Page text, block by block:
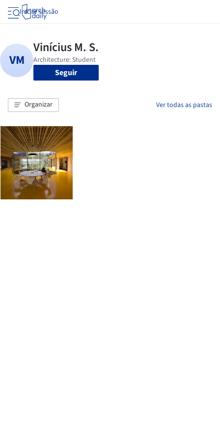
Iniciar sessão
Seguir
Organizar Ver todas as pastas